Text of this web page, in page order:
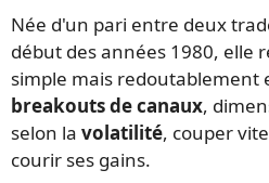
Née d'un pari entre deux
début des années 1980, elle
simple mais redoutablement
breakouts de canaux,
selon la volatilité, couper
courir ses gains.